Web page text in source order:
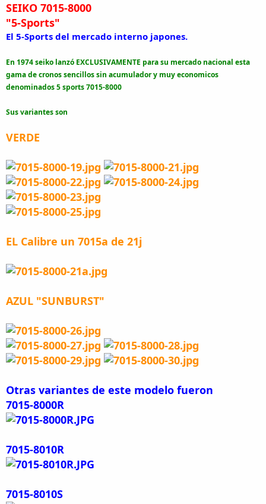
SEIKO 7015-8000
"5-Sports"
El 5-Sports del mercado interno japones.
En 1974 seiko lanzó EXCLUSIVAMENTE para su mercado nacional esta
gama de cronos sencillos sin acumulador y muy economicos
denominados 5 sports 7015-8000
Sus variantes son
VERDE
EL Calibre un 7015a de 21j
AZUL "SUNBURST"
Otras variantes de este modelo fueron
7015-8000R
7015-8010R
7015-8010S